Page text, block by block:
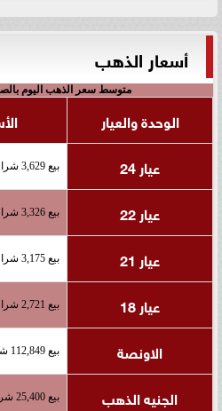
أسعار الذهب
متوسط سعر الذهب اليوم
الوحدة والعيار
عيار 24
بيع 3,629 شراء 3,686
عيار 22 بيع 3,326 شراء 3,379
عيار 21 بيع 3,175 شراء 3,225
عيار 18 بيع 2,721 شراء 2,764
الاونصة بيع 112,849 شراء 114,626
الجنيه الذهب بيع 25,400 شراء 25,800